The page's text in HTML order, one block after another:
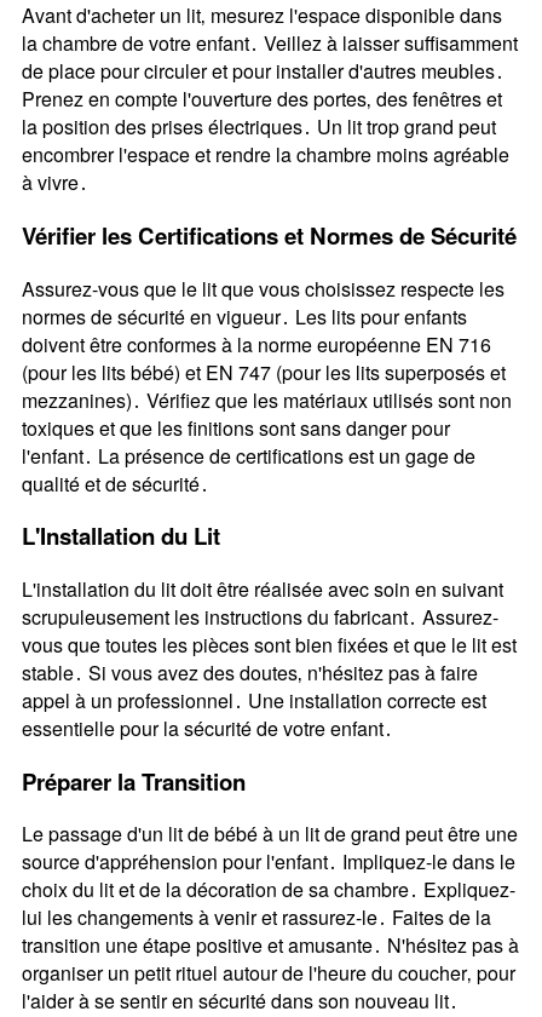
Avant d'acheter un lit‚ mesurez l'espace disponible dans
la chambre de votre enfant․ Veillez à laisser suffisamment
de place pour circuler et pour installer d'autres meubles․
Prenez en compte l'ouverture des portes‚ des fenêtres et
la position des prises électriques․ Un lit trop grand peut
encombrer l'espace et rendre la chambre moins agréable
à vivre․
Vérifier les Certifications et Normes de Sécurité
Assurez-vous que le lit que vous choisissez respecte les
normes de sécurité en vigueur․ Les lits pour enfants
doivent être conformes à la norme européenne EN 716
(pour les lits bébé) et EN 747 (pour les lits superposés et
mezzanines)․ Vérifiez que les matériaux utilisés sont non
toxiques et que les finitions sont sans danger pour
l'enfant․ La présence de certifications est un gage de
qualité et de sécurité․
L'Installation du Lit
L'installation du lit doit être réalisée avec soin en suivant
scrupuleusement les instructions du fabricant․ Assurez-
vous que toutes les pièces sont bien fixées et que le lit est
stable․ Si vous avez des doutes‚ n'hésitez pas à faire
appel à un professionnel․ Une installation correcte est
essentielle pour la sécurité de votre enfant․
Préparer la Transition
Le passage d'un lit de bébé à un lit de grand peut être une
source d'appréhension pour l'enfant․ Impliquez-le dans le
choix du lit et de la décoration de sa chambre․ Expliquez-
lui les changements à venir et rassurez-le․ Faites de la
transition une étape positive et amusante․ N'hésitez pas à
organiser un petit rituel autour de l'heure du coucher‚ pour
l'aider à se sentir en sécurité dans son nouveau lit․